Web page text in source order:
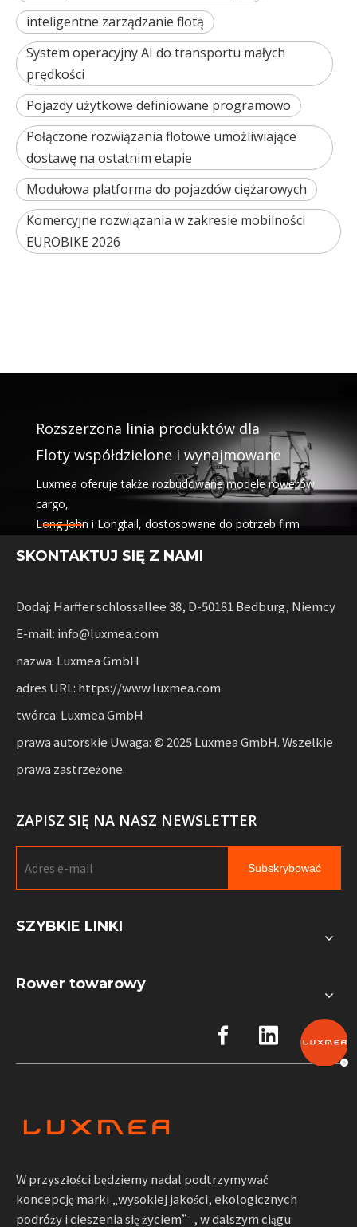
inteligentne zarządzanie flotą
System operacyjny AI do transportu małych
prędkości
Pojazdy użytkowe definiowane programowo
Połączone rozwiązania flotowe umożliwiające
dostawę na ostatnim etapie
Modułowa platforma do pojazdów ciężarowych
Komercyjne rozwiązania w zakresie mobilności
EUROBIKE 2026
Rozszerzona linia produktów dla
Floty współdzielone i wynajmowane
Luxmea oferuje także rozbudowane modele rowerów
cargo,
Long John i Longtail, dostosowane do potrzeb firm
usługi współdzielenia i wynajem flot. Rozwiązania te
z elastycznością dla przedsiębiorstw korzystających ze
SKONTAKTUJ SIĘ Z NAMI
Dodaj: Harffer schlossallee 38, D-50181 Bedburg, Niemcy
E-mail: info@luxmea.com
nazwa: Luxmea GmbH
adres URL: https://www.luxmea.com
twórca: Luxmea GmbH
prawa autorskie Uwaga: © 2025 Luxmea GmbH. Wszelkie
prawa zastrzeżone.
ZAPISZ SIĘ NA NASZ NEWSLETTER
Subskrybować
SZYBKIE LINKI
Rower towarowy
W przyszłości będziemy nadal podtrzymywać
koncepcję marki „wysokiej jakości, ekologicznych
podróży i cieszenia się życiem”, w dalszym ciągu